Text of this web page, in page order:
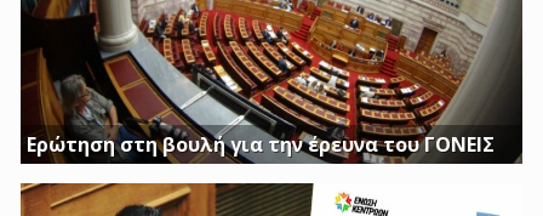
Ερώτηση στη βουλή για την έρευνα του ΓΟΝΕΙΣ
Διασφαλίστε το δημόσιο συμφέρον με πλήρη διαφάνεια